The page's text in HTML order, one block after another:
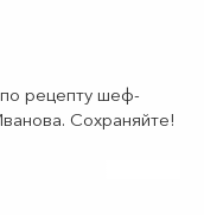
рецепту шеф-
Сохраняйте!